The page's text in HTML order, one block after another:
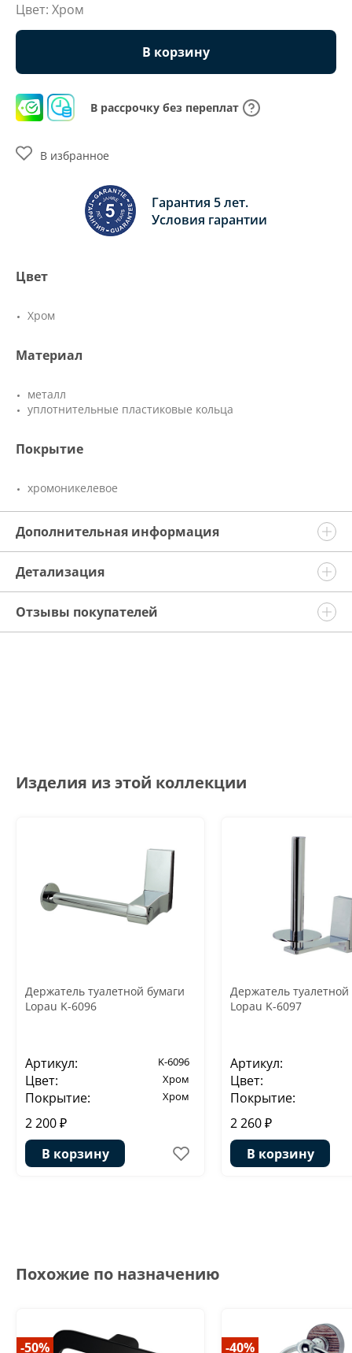
Цвет: Хром
В корзину
В рассрочку без переплат
Гарантия 5 лет.
Условия гарантии
В избранное
Цвет
Хром
Материал
металл
уплотнительные пластиковые кольца
Покрытие
хромоникелевое
Дополнительная информация
Детализация
Отзывы покупателей
Изделия из этой коллекции
Держатель туалетной бумаги
Lopau K-6096
Артикул: K-6096
Цвет: Хром
Покрытие: Хром
2 200 ₽
В корзину
Держатель туалетной
Lopau K-6097
Артикул:
Цвет:
Покрытие:
2 260 ₽
В корзину
Похожие по назначению
-50% -40%